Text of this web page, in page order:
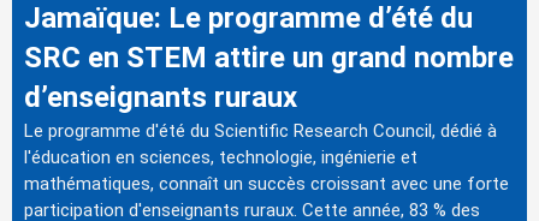
Jamaïque: Le programme d’été du
SRC en STEM attire un grand nombre
d’enseignants ruraux
Le programme d'été du Scientific Research Council, dédié à
l'éducation en sciences, technologie, ingénierie et
mathématiques, connaît un succès croissant avec une forte
participation d'enseignants ruraux. Cette année, 83 % des